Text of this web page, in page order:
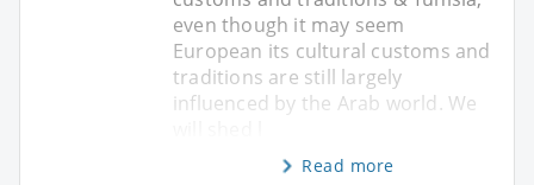
even though it may seem
European its cultural customs and
traditions are still largely
influenced by the Arab world. We
Read more